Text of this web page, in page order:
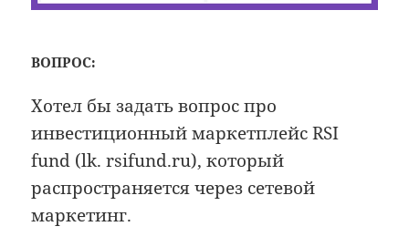
ВОПРОС:
Хотел бы задать вопрос про
инвестиционный маркетплейс RSI
fund (lk. rsifund.ru), который
распространяется через сетевой
маркетинг.